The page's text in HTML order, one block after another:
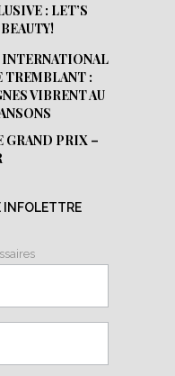
: LET’S
TREMBLANT :
VIBRENT AU
GRAND PRIX –